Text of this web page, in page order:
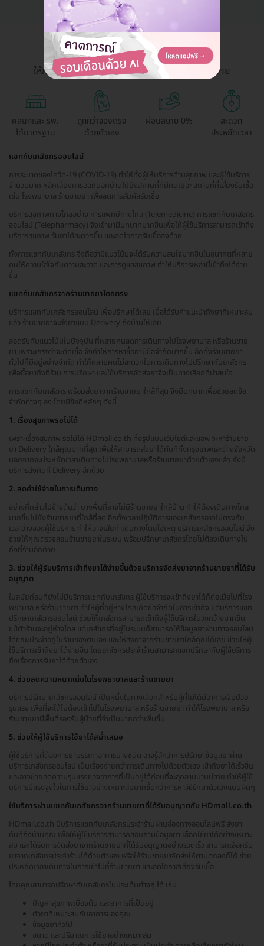
HDmall Health ดี อะไรก็ดี
ให้การเข้าถึงบริการสุขภาพและความงามเป็นเรื่องง่าย
คลินิกและ รพ.
ได้มาตรฐาน
ถูกกว่าจองตรง
ด้วยตัวเอง
ผ่อนสบาย 0%
สะดวก
ประหยัดเวลา
แชทกับเภสัชกรออนไลน์
การระบาดของโควิด-19 (COVID-19) ทำให้ทั้งผู้ให้บริการด้านสุขภาพ และผู้ใช้บริการ
จำนวนมาก หลีกเลี่ยงการออกนอกบ้านไปยังสถานที่ที่มีคนเยอะ สถานที่ที่เสี่ยงรับเชื้อ
เช่น โรงพยาบาล ร้านขายยา เพื่อลดการสัมผัสรับเชื้อ
บริการสุขภาพทางไกลอย่าง การแพทย์ทางไกล (Telemedicine) การแชทกับเภสัชกร
ออนไลน์ (Telepharmacy) จึงเข้ามามีบทบาทมากขึ้นเพื่อให้ผู้ใช้บริการสามารถเข้าถึง
บริการสุขภาพ รับยาได้สะดวกขึ้น และลดโอกาสรับเชื้อลงด้วย
ทั้งการแชทกับเภสัชกร จึงถือว่ามีแนวโน้มจะได้รับความสนใจมากขึ้นในอนาคตที่หลาย
คนให้ความใส่ใจกับความสะอาด และการดูแลสุขภาพ ทำให้บริการเหล่านี้เข้าถึงได้ง่าย
ขึ้น
แชทกับเภสัชกรจากร้านขายยาโดยตรง
บริการแชทกับเภสัชกรออนไลน์ เพื่อปรึกษาได้เลย เมื่อได้รับคำแนะนำถึงยาที่เหมาะสม
แล้ว ร้านขายยาจะส่งยาแบบ Derivery ถึงบ้านให้เลย
สอดรับกับแนวโน้มในปัจจุบัน ที่หลายคนลดการเดินทางไปโรงพยาบาล หรือร้านขาย
ยา เพราะเกรงว่าจะติดเชื้อ จึงทำให้การหาซื้อยามีข้อจำกัดมากขึ้น อีกทั้งร้านขายยา
ทั่วไปก็มีอยู่อย่างจำกัด ทำให้หลายคนไม่สะดวกในการเดินทางไปปรึกษากับเภสัชกร
เพื่อซื้อยาถึงที่ร้าน การปรึกษา และใช้บริการจัดส่งยาจึงเป็นทางเลือกที่น่าสนใจ
การแชทกับเภสัชกร พร้อมส่งยาจากร้านขายยาใกล้ที่สุด จึงมีบทบาทเพื่อช่วยลดข้อ
จำกัดต่างๆ ลง โดยมีข้อดีหลักๆ ดังนี้
1. เรื่องสุขภาพรอไม่ได้
เพราะเรื่องสุขภาพ รอไม่ได้ HDmall.co.th ทั้งรูปแบบเว็บไซต์และแอพ จะหาร้านขาย
ยา Delivery ใกล้คุณมากที่สุด เพื่อให้สามารถส่งยาได้ทันทีทั้งกรุงเทพและต่างจังหวัด
นอกจากจะประหยัดเวลาเดินทางไปโรงพยาบาลหรือร้านขายยาด้วยตัวเองแล้ว ยังมี
บริการส่งทันที Delivery อีกด้วย
2. ลดค่าใช้จ่ายในการเดินทาง
อย่างที่กล่าวไปข้างต้นว่า บางพื้นที่อาจไม่มีร้านขายยาใกล้บ้าน ทำให้ต้องเดินทางไกล
มากขึ้นไปยังร้านขายยาที่ใกล้ที่สุด อีกทั้งเวลาปฏิบัติการของเภสัชกรอาจไม่ตรงกับ
เวลาว่างของผู้ใช้บริการ ทำให้อาจเสียค่าเดินทางโดยใช่เหตุ บริการเภสัชกรออนไลน์ จึง
ช่วยให้คุณตรวจสอบร้านขายยาในระบบ พร้อมปรึกษาเภสัชกรโดยไม่ต้องเดินทางไป
ถึงที่ร้านอีกด้วย
3. ช่วยให้ผู้รับบริการเข้าถึงยาได้ง่ายขึ้นด้วยบริการจัดส่งยาจากร้านขายยาที่ได้รับ
อนุญาต
ในสมัยก่อนที่ยังไม่มีบริการแชทกับเภสัชกร ผู้ใช้บริการจะเข้าถึงยาได้ก็ต่อเมื่อไปที่โรง
พยาบาล หรือร้านขายยา ทำให้ผู้ที่อยู่ห่างไกลเกิดข้อจำกัดในการเข้าถึง แต่บริการแชท
ปรึกษาเภสัชกรออนไลน์ ช่วยให้เภสัชกรสามารถเข้าถึงผู้ใช้บริการในวงกว้างมากขึ้น
แม้ตัวร้านจะอยู่ห่างไกล แต่เภสัชกรที่อยู่ในระบบก็สามารถให้ข้อมูลยาผ่านทางออนไลน์
ได้ขณะประจำอยู่ในร้านของตนเอง และให้ส่งยาจากร้านขายยาใกล้คุณได้เลย ช่วยให้ผู้
ใช้บริการเข้าถึงยาได้ง่ายขึ้น โดยเภสัชกรประจำร้านสามารถแชทปรึกษากับผู้ใช้บริการ
ถึงเรื่องการรับยาได้ด้วยตัวเอง
4. ช่วยลดความหนาแน่นในโรงพยาบาลและร้านขายยา
บริการปรึกษาเภสัชกรออนไลน์ เป็นหนึ่งในทางเลือกสำหรับผู้ที่ไม่ได้มีอาการเจ็บป่วย
รุนแรง เพื่อที่จะได้ไม่ต้องเข้าไปในโรงพยาบาล หรือร้านขายยา ทำให้โรงพยาบาล หรือ
ร้านขายยามีพื้นที่รองรับผู้ป่วยที่จำเป็นมากกว่าเพิ่มขึ้น
5. ช่วยให้ผู้ใช้บริการใช้ยาได้สม่ำเสมอ
ผู้ใช้บริการที่ต้องการยาบรรเทาอาการบางชนิด อาจรู้สึกว่าการปรึกษาข้อมูลยาผ่าน
บริการเภสัชกรออนไลน์ เป็นเรื่องง่ายกว่าการเดินทางไปด้วยตัวเอง เข้าถึงยาได้เร็วขึ้น
และอาจช่วยลดความรุนแรงของอาการที่เป็นอยู่ได้ก่อนที่จะลุกลามบานปลาย ทำให้ผู้ใช้
บริการมีแรงจูงใจในการใช้ยาอย่างเหมาะสมมากขึ้นกว่าการหาวิธีรักษาตัวเองแบบผิดๆ
ใช้บริการผ่านแชทกับเภสัชกรจากร้านขายยาที่ได้รับอนุญาตกับ HDmall.co.th
HDmall.co.th มีบริการแชทกับเภสัชกรประจำร้านผ่านช่องทางออนไลน์ฟรี ส่งยา
ทันทีถึงบ้านคุณ เพื่อให้ผู้ใช้บริการสามารถสอบถามข้อมูลยา เลือกใช้ยาได้อย่างเหมาะ
สม และได้รับการจัดส่งยาจากร้านขายยาที่ได้รับอนุญาตอย่างรวดเร็ว สามารถเลือกรับ
ยาจากเภสัชกรประจำร้านได้ด้วยตัวเอง หรือให้ร้านขายยาจัดส่งให้ตามตกลงก็ได้ ช่วย
ประหยัดเวลาเดินทางในการเข้าไปที่ร้านขายยา และลดโอกาสเสี่ยงรับเชื้อ
โดยคุณสามารถปรึกษากับเภสัชกรในประเด็นต่างๆ ได้ เช่น
ปัญหาสุขภาพเบื้องต้น และอาการที่เป็นอยู่
ตัวยาที่เหมาะสมกับอาการของคุณ
ข้อมูลยาทั่วไป
ขนาด และปริมาณการใช้ยาอย่างเหมาะสม